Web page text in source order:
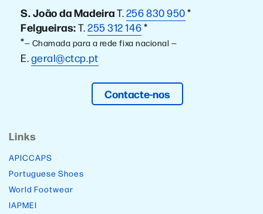
S. João da MadeiraT.256 830 950*
Felgueiras:T.255 312 146*
*— Chamada para a rede fixa nacional —
E.geral@ctcp.pt
Contacte-nos
Links
APICCAPS
Portuguese Shoes
World Footwear
IAPMEI